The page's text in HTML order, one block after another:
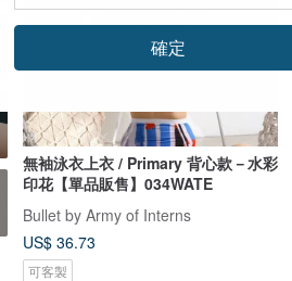
無袖泳衣上衣 / Primary 背心款－水彩
印花【單品販售】034WATE
Bullet by Army of Interns
US$ 36.73
可客製
確定